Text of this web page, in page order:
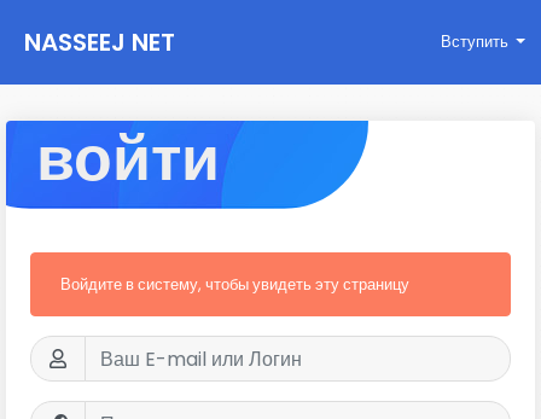
NASSEEJ NET Вступить
войти
Войдите в систему, чтобы увидеть эту страницу